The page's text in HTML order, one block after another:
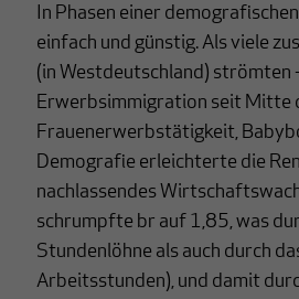
In Phasen einer
einfach und günstig. Als viele
(in Westdeutschland) strömten
Erwerbsimmigration seit Mitte
Frauenerwerbstätigkeit,
Demografie erleichterte die
nachlassendes
schrumpfte br auf 1,85, was
Stundenlöhne als auch durch
Arbeitsstunden), und damit